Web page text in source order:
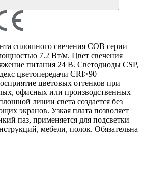
сплошного свечения COB серии
7.2 Вт/м. Цвет свечения
питания 24 В. Светодиоды CSP,
цветопередачи CRI>90
цветовых оттенков при
офисных или производственных
линии света создается без
экранов. Узкая плата позволяет
паз, применяется для подсветки
мебели, полок. Обязательна